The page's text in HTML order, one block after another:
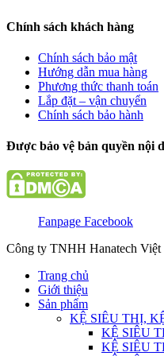
Chính sách khách hàng
Chính sách bảo mật
Hướng dẫn mua hàng
Phương thức thanh toán
Lắp đặt – vận chuyển
Chính sách bảo hành
Được bảo vệ bản quyền nội
Fanpage Facebook
Công ty TNHH Hanatech
Trang chủ
Giới thiệu
Sản phẩm
KỆ SIÊU THỊ,
KỆ SIÊU
KỆ SIÊU